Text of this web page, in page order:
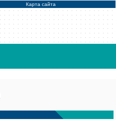
Карта сайта